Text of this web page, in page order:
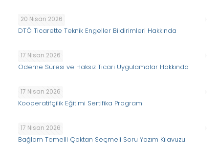
20 Nisan 2026
DTÖ Ticarette Teknik Engeller Bildirimleri Hakkında
17 Nisan 2026
Ödeme Süresi ve Haksız Ticari Uygulamalar Hakkında
17 Nisan 2026
Kooperatifçilik Eğitimi Sertifika Programı
17 Nisan 2026
Bağlam Temelli Çoktan Seçmeli Soru Yazım Kılavuzu